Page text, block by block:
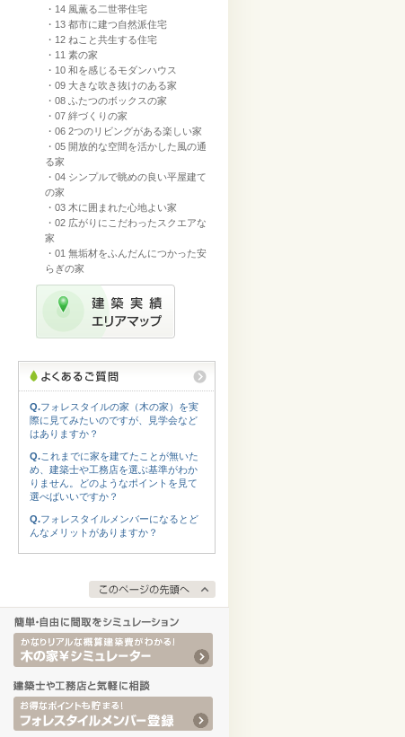
・14 風薫る二世帯住宅
・13 都市に建つ自然派住宅
・12 ねこと共生する住宅
・11 素の家
・10 和を感じるモダンハウス
・09 大きな吹き抜けのある家
・08 ふたつのボックスの家
・07 絆づくりの家
・06 2つのリビングがある楽しい家
・05 開放的な空間を活かした風の通
る家
・04 シンプルで眺めの良い平屋建て
の家
・03 木に囲まれた心地よい家
・02 広がりにこだわったスクエアな
家
・01 無垢材をふんだんにつかった安
らぎの家
Q.フォレスタイルの家（木の家）を実
際に見てみたいのですが、見学会など
はありますか？
Q.これまでに家を建てたことが無いた
め、建築士や工務店を選ぶ基準がわか
りません。どのようなポイントを見て
選べばいいですか？
Q.フォレスタイルメンバーになるとど
んなメリットがありますか？